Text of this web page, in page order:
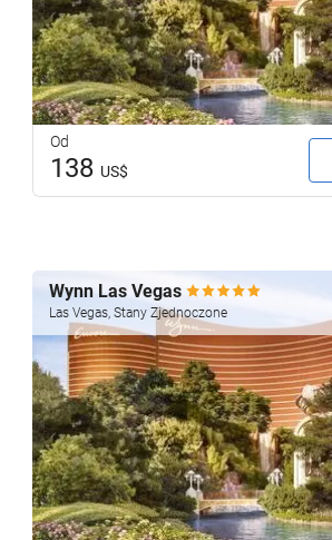
Od
138 US$
Wynn Las Vegas
Las Vegas, Stany Zjednoczone